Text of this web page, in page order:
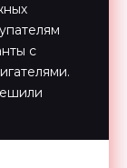
с